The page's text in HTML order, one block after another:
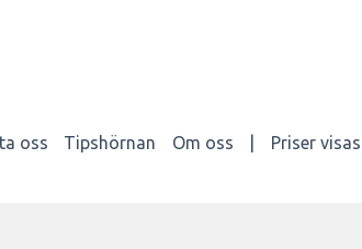
oss Tipshörnan Om oss Priser